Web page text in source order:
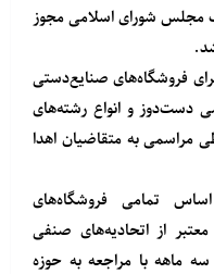
مجلس شورای اسلامی مجوز
فروشگاه‌های صنایع‌دستی
دست‌دوز و انواع رشته‌ها‌ی
مراسمی به متقاضیان اهدا
تمامی فروشگاه‌های
از اتحادیه‌های صنفی
ماهه با مراجعه به حوزه